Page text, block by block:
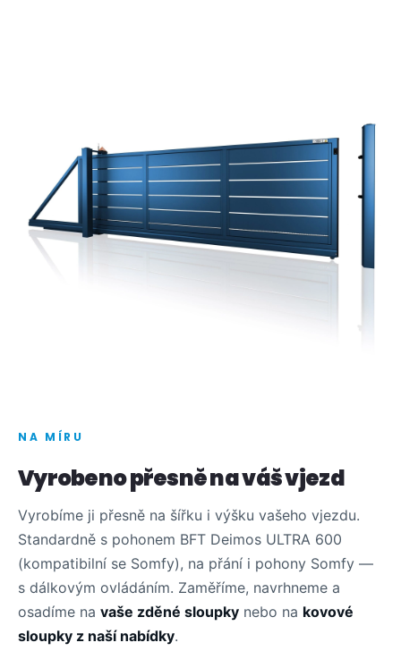
NA MÍRU
Vyrobeno přesně na váš vjezd
Vyrobíme ji přesně na šířku i výšku vašeho vjezdu.
Standardně s pohonem BFT Deimos ULTRA 600
(kompatibilní se Somfy), na přání i pohony Somfy —
s dálkovým ovládáním. Zaměříme, navrhneme a
osadíme na vaše zděné sloupky nebo na kovové
sloupky z naší nabídky.